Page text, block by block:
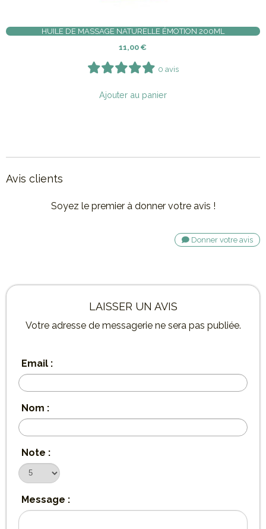
HUILE DE MASSAGE NATURELLE ÉMOTION 200ML
11,00 €
0 avis
Ajouter au panier
Avis clients
Soyez le premier à donner votre avis !
Donner votre avis
LAISSER UN AVIS
Votre adresse de messagerie ne sera pas publiée.
Email :
Nom :
Note :
Message :